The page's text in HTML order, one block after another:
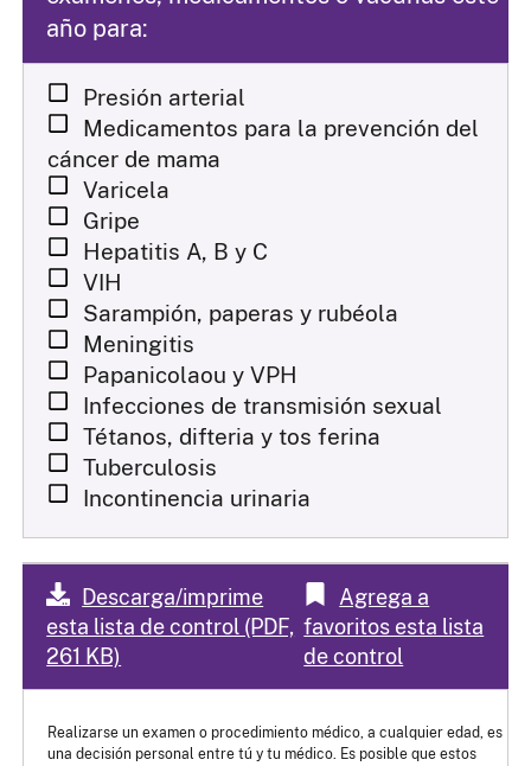
año para:
Presión arterial
Medicamentos para la prevención del
cáncer de mama
Varicela
Gripe
Hepatitis A, B y C
VIH
Sarampión, paperas y rubéola
Meningitis
Papanicolaou y VPH
Infecciones de transmisión sexual
Tétanos, difteria y tos ferina
Tuberculosis
Incontinencia urinaria
Descarga/imprime
esta lista de control (PDF,
261 KB)
Agrega a
favoritos esta lista
de control
Realizarse un examen o procedimiento médico, a cualquier edad, es
una decisión personal entre tú y tu médico. Es posible que estos